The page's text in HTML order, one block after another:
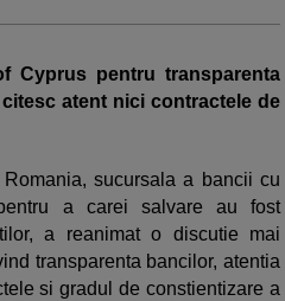
Cyprus pentru transparenta
atent nici contractele de
sucursala a bancii cu
a carei salvare au fost
a reanimat o discutie mai
transparenta bancilor, atentia
si gradul de constientizare a